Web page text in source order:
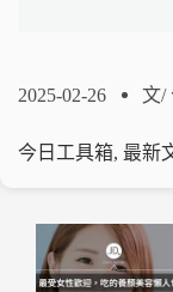
2025-02-26 文/
今日工具箱, 最新